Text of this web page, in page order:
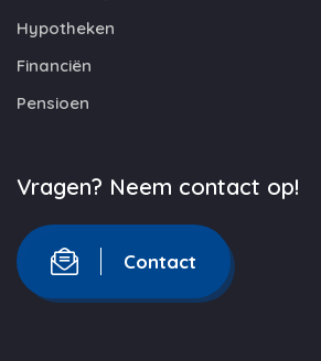
Hypotheken
Financiën
Pensioen
Vragen? Neem contact op!
Contact